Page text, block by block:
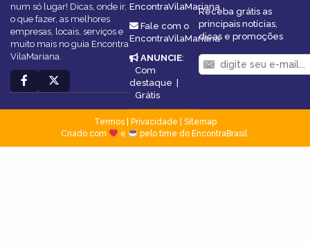
num só lugar! Dicas, onde ir,
o que fazer, as melhores
empresas, locais, serviços e
muito mais no guia Encontra
VilaMariana.
EncontraVilaMariana
Fale com o
EncontraVilaMariana
ANUNCIE:
Com
destaque
Grátis
Receba grátis as
principais notícias,
dicas e promoções
Termos| Privacidade
Sitemap
Criado com
e pelo time do EncontraBrasil